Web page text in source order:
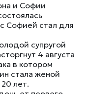
и Софии
Софией стал для
супругой
4 августа
в котором
стала женой
лет.